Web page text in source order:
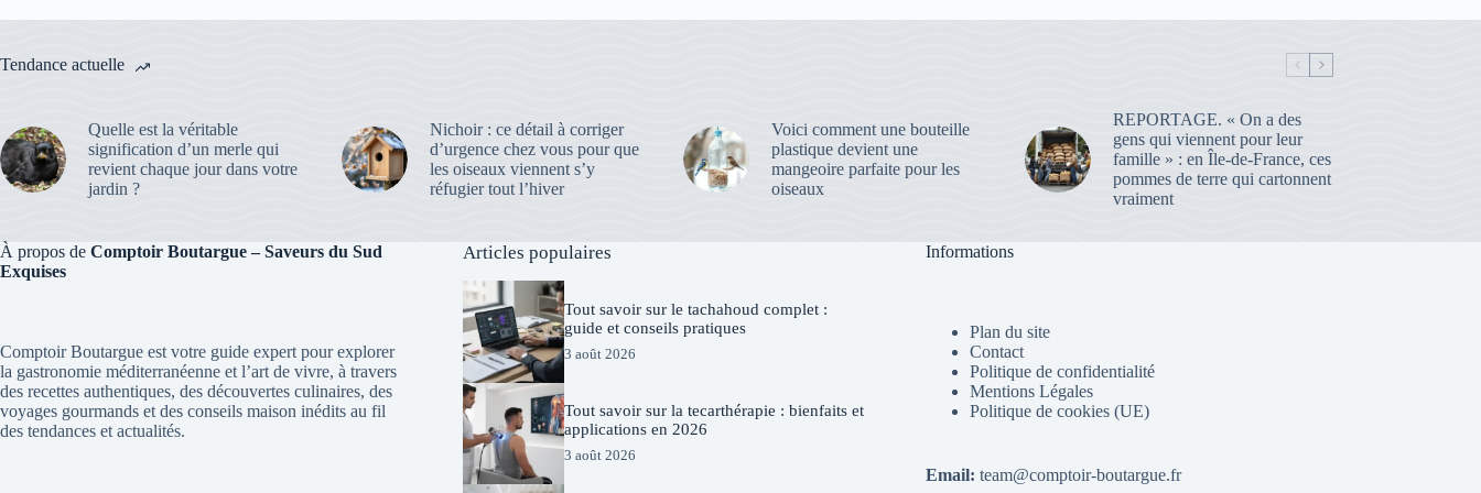
Tendance actuelle
Quelle est la véritable
signification d’un merle qui
revient chaque jour dans votre
jardin ?
Nichoir : ce détail à corriger
d’urgence chez vous pour que
les oiseaux viennent s’y
réfugier tout l’hiver
Voici comment une bouteille
plastique devient une
mangeoire parfaite pour les
oiseaux
REPORTAGE. « On a des
gens qui viennent pour leur
famille » : en Île-de-France, ces
pommes de terre qui cartonnent
vraiment
À propos de Comptoir Boutargue – Saveurs du Sud
Exquises
Comptoir Boutargue est votre guide expert pour explorer
la gastronomie méditerranéenne et l’art de vivre, à travers
des recettes authentiques, des découvertes culinaires, des
voyages gourmands et des conseils maison inédits au fil
des tendances et actualités.
Articles populaires
Tout savoir sur le tachahoud complet :
guide et conseils pratiques
3 août 2026
Tout savoir sur la tecarthérapie : bienfaits et
applications en 2026
3 août 2026
Informations
Plan du site
Contact
Politique de confidentialité
Mentions Légales
Politique de cookies (UE)
Email: team@comptoir-boutargue.fr